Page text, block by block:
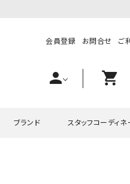
会員登録 お問合せ ご
person shopping_cart
ブランド スタッフコーディネ